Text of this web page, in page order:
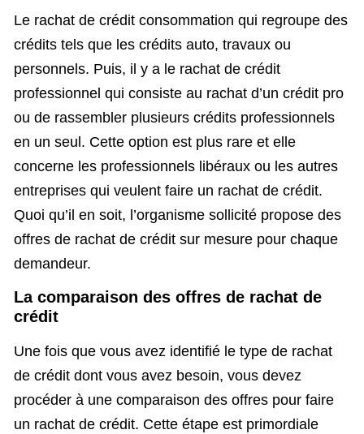
Le rachat de crédit consommation qui regroupe des
crédits tels que les crédits auto, travaux ou
personnels. Puis, il y a le rachat de crédit
professionnel qui consiste au rachat d’un crédit pro
ou de rassembler plusieurs crédits professionnels
en un seul. Cette option est plus rare et elle
concerne les professionnels libéraux ou les autres
entreprises qui veulent faire un rachat de crédit.
Quoi qu’il en soit, l’organisme sollicité propose des
offres de rachat de crédit sur mesure pour chaque
demandeur.
La comparaison des offres de rachat de
crédit
Une fois que vous avez identifié le type de rachat
de crédit dont vous avez besoin, vous devez
procéder à une comparaison des offres pour faire
un rachat de crédit. Cette étape est primordiale